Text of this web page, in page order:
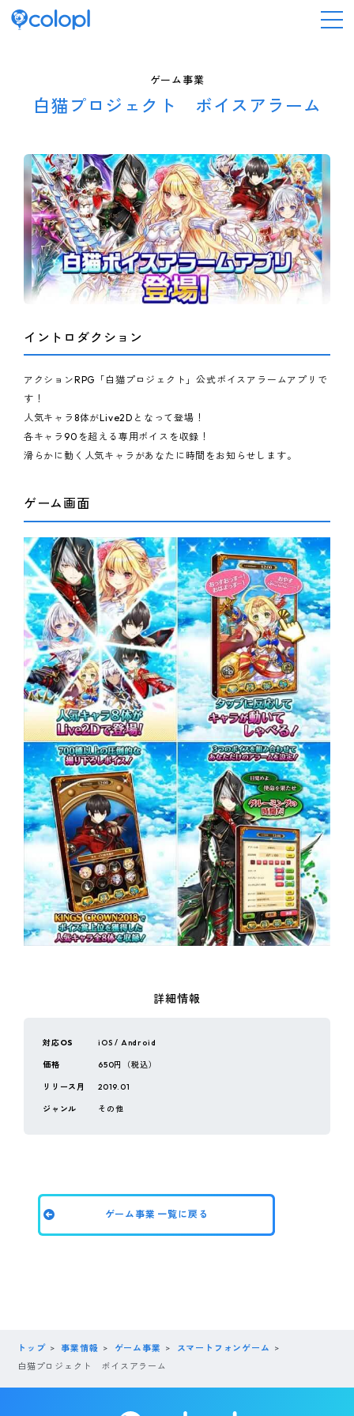
事業情報
IR情報
採用情報
ゲーム事業
白猫プロジェクト ボイスアラーム
イントロダクション
アクションRPG「白猫プロジェクト」公式ボイスアラームアプリで
す！
人気キャラ8体がLive2Dとなって登場！
各キャラ90を超える専用ボイスを収録！
滑らかに動く人気キャラがあなたに時間をお知らせします。
ゲーム画面
詳細情報
対応OS iOS / Android
価格 650円（税込）
リリース月 2019.01
ジャンル その他
ゲーム事業 一覧に戻る
トップ 事業情報 ゲーム事業
スマートフォンゲーム
白猫プロジェクト ボイスアラーム